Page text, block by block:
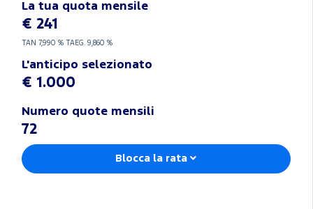
La tua quota mensile
€ 241
TAN 7,990 %TAEG. 9,860 %
L'anticipo selezionato
€ 1.000
Numero quote mensili
72
Blocca la rata